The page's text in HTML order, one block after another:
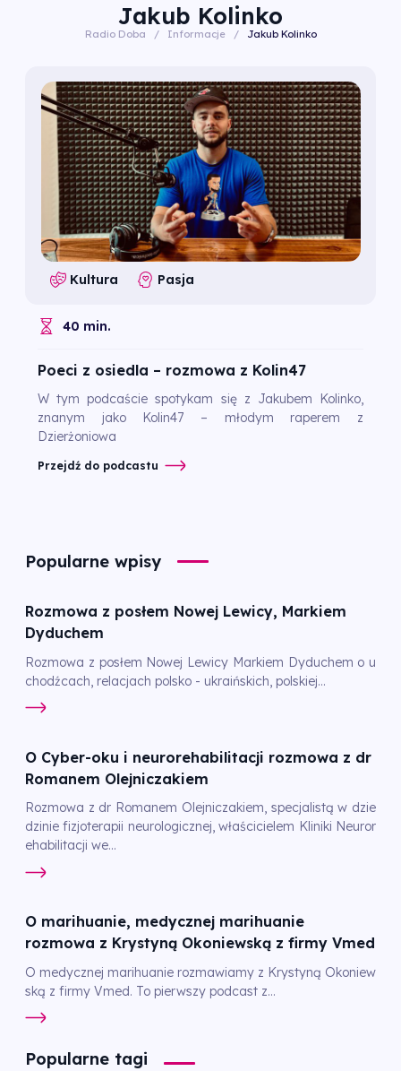
Jakub Kolinko
Radio Doba / Informacje / Jakub Kolinko
Kultura Pasja
40 min.
Poeci z osiedla – rozmowa z Kolin47
W tym podcaście spotykam się z Jakubem Kolinko,
znanym jako Kolin47 – młodym raperem z
Dzierżoniowa
Przejdź do podcastu
Popularne wpisy
Rozmowa z posłem Nowej Lewicy, Markiem
Dyduchem
Rozmowa z posłem Nowej Lewicy Markiem Dyduchem o u
chodźcach, relacjach polsko - ukraińskich, polskiej...
O Cyber-oku i neurorehabilitacji rozmowa z dr
Romanem Olejniczakiem
Rozmowa z dr Romanem Olejniczakiem, specjalistą w dzie
dzinie fizjoterapii neurologicznej, właścicielem Kliniki Neuror
ehabilitacji we...
O marihuanie, medycznej marihuanie
rozmowa z Krystyną Okoniewską z firmy Vmed
O medycznej marihuanie rozmawiamy z Krystyną Okoniew
ską z firmy Vmed. To pierwszy podcast z...
Popularne tagi